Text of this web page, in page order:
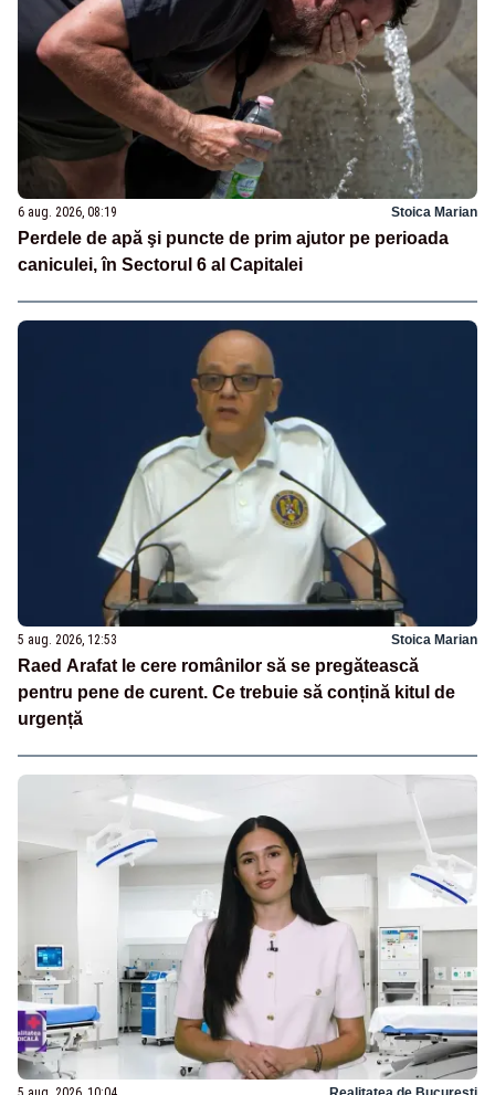
6 aug. 2026, 08:19 Stoica Marian
Perdele de apă şi puncte de prim ajutor pe perioada
caniculei, în Sectorul 6 al Capitalei
5 aug. 2026, 12:53 Stoica Marian
Raed Arafat le cere românilor să se pregătească
pentru pene de curent. Ce trebuie să conțină kitul de
urgență